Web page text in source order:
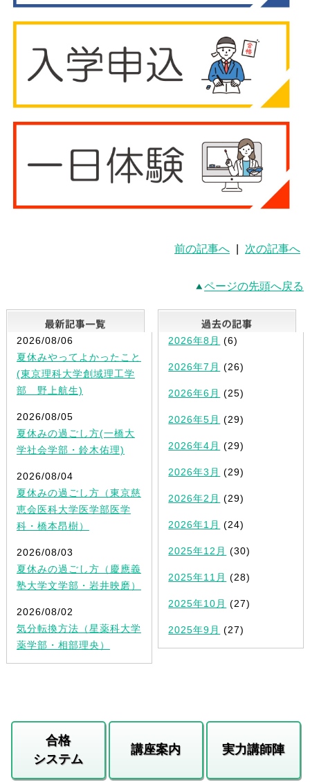
前の記事へ 次の記事へ
ページの先頭へ戻る
最新記事一覧
2026/08/06
夏休みやってよかったこと
(東京理科大学創域理工学
部 野上航生)
2026/08/05
夏休みの過ごし方(一橋大
学社会学部・鈴木佑理)
2026/08/04
夏休みの過ごし方（東京慈
恵会医科大学医学部医学
科・橋本昂樹）
2026/08/03
夏休みの過ごし方（慶應義
塾大学文学部・岩井映磨）
2026/08/02
気分転換方法（星薬科大学
薬学部・相部理央）
2026年8月 (6)
2026年7月 (26)
2026年6月 (25)
2026年5月 (29)
2026年4月 (29)
2026年3月 (29)
2026年2月 (29)
2026年1月 (24)
2025年12月 (30)
2025年11月 (28)
2025年10月 (27)
2025年9月 (27)
合格
システム
講座案内 実力講師陣